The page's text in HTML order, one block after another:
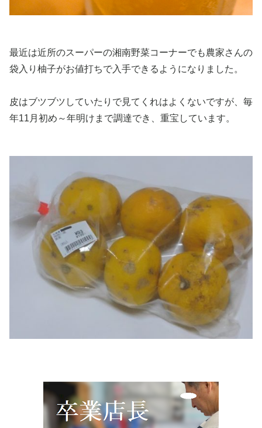
最近は近所のスーパーの湘南野菜コーナーでも農家さんの
袋入り柚子がお値打ちで入手できるようになりました。
皮はブツブツしていたりで見てくれはよくないですが、毎
年11月初め～年明けまで調達でき、重宝しています。